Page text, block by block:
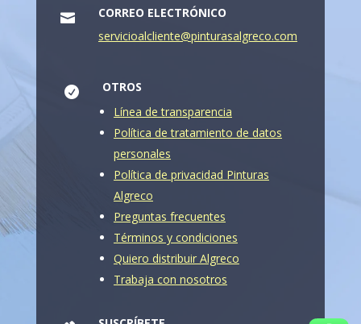

CORREO ELECTRÓNICO
servicioalcliente@pinturasalgreco.com

OTROS
Línea de transparencia
Política de tratamiento de datos
personales
Política de privacidad Pinturas
Algreco
Preguntas frecuentes
Términos y condiciones
Quiero distribuir Algreco
Trabaja con nosotros